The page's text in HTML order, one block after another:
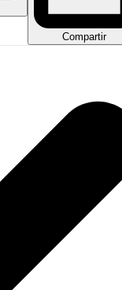
Compartir